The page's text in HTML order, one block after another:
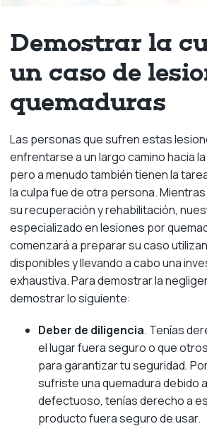
Demostrar la
un caso de
quemaduras
Las personas que sufren estas
enfrentarse a un largo camino hacia
pero a menudo también tienen la
la culpa fue de otra persona.
su recuperación y rehabilitación,
especializado en lesiones por
comenzará a preparar su caso
disponibles y llevando a cabo una
exhaustiva. Para demostrar la
demostrar lo siguiente:
Deber de diligencia. Tenías
el lugar fuera seguro o que
para garantizar tu seguridad.
sufriste una quemadura debido
defectuoso, tenías derecho a
producto fuera seguro de usar.